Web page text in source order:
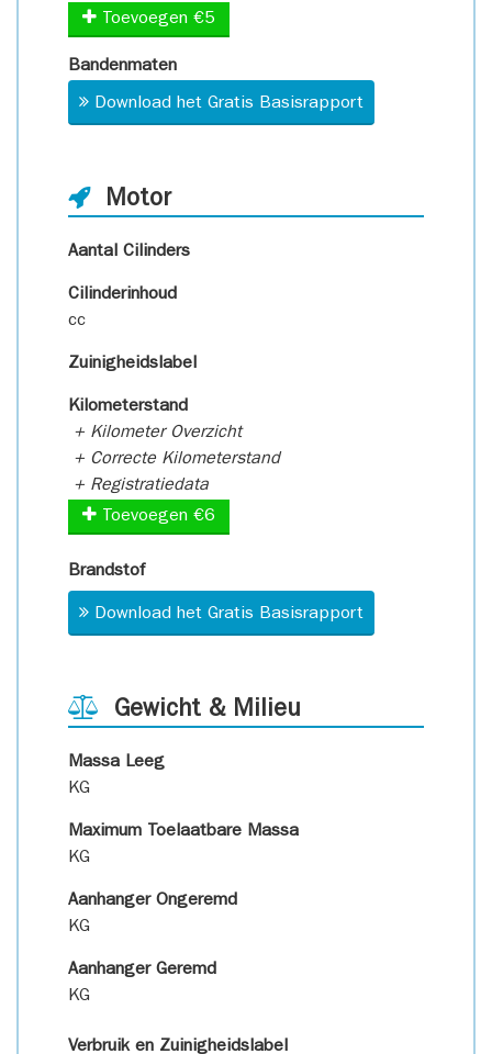
Toevoegen €5
Bandenmaten
Download het Gratis Basisrapport
Motor
Aantal Cilinders
Cilinderinhoud
cc
Zuinigheidslabel
Kilometerstand
+ Kilometer Overzicht
+ Correcte Kilometerstand
+ Registratiedata
Toevoegen €6
Brandstof
Download het Gratis Basisrapport
Gewicht & Milieu
Massa Leeg
KG
Maximum Toelaatbare Massa
KG
Aanhanger Ongeremd
KG
Aanhanger Geremd
KG
Verbruik en Zuinigheidslabel